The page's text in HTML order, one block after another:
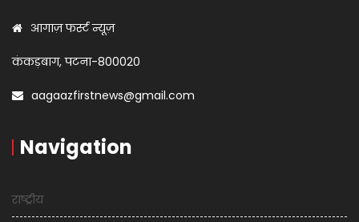
आगाज़ फर्स्ट न्यूज़
कंकड़बाग, पटना-800020
aagaazfirstnews@gmail.com
Navigation
राष्ट्रीय